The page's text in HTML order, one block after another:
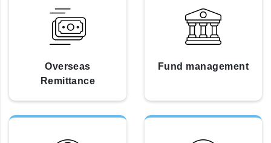
Overseas
Remittance
Fund management